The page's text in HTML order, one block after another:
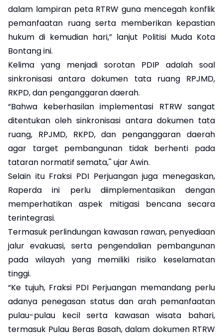
dalam lampiran peta RTRW guna mencegah konflik
pemanfaatan ruang serta memberikan kepastian
hukum di kemudian hari,” lanjut Politisi Muda Kota
Bontang ini.
Kelima yang menjadi sorotan PDIP adalah soal
sinkronisasi antara dokumen tata ruang RPJMD,
RKPD, dan penganggaran daerah.
“Bahwa keberhasilan implementasi RTRW sangat
ditentukan oleh sinkronisasi antara dokumen tata
ruang, RPJMD, RKPD, dan penganggaran daerah
agar target pembangunan tidak berhenti pada
tataran normatif semata,'' ujar Awin.
Selain itu Fraksi PDI Perjuangan juga menegaskan,
Raperda ini perlu diimplementasikan dengan
memperhatikan aspek mitigasi bencana secara
terintegrasi.
Termasuk perlindungan kawasan rawan, penyediaan
jalur evakuasi, serta pengendalian pembangunan
pada wilayah yang memiliki risiko keselamatan
tinggi.
“Ke tujuh, Fraksi PDI Perjuangan memandang perlu
adanya penegasan status dan arah pemanfaatan
pulau-pulau kecil serta kawasan wisata bahari,
termasuk Pulau Beras Basah, dalam dokumen RTRW